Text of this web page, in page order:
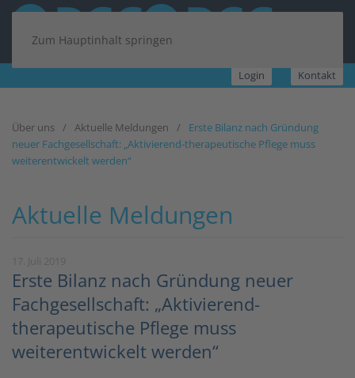
Zum Hauptinhalt springen
Login Kontakt
Über uns Aktuelle Meldungen
Erste Bilanz nach Gründung
neuer Fachgesellschaft: „Aktivierend-therapeutische Pflege muss
weiterentwickelt werden“
Aktuelle Meldungen
Erste Bilanz nach Gründung neuer
Fachgesellschaft: „Aktivierend-
therapeutische Pflege muss
weiterentwickelt werden“